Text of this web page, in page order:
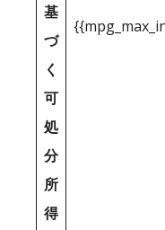
基
づ
く
可
処
分
所
得